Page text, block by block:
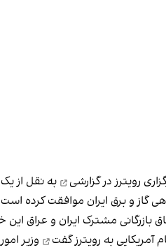
رویترز در گزارشی
به نقل از
بازرگانی مشترک ایران و عراق این
آمریکایی به رویترز گفت
وزیر